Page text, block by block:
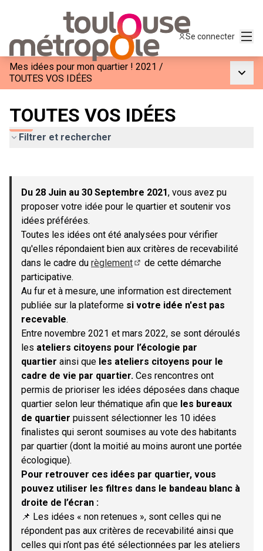
Se connecter
Mes idées pour mon quartier ! 2021 /
TOUTES VOS IDÉES
TOUTES VOS IDÉES
Filtrer et rechercher
−
Du 28 Juin au 30 Septembre 2021, vous avez pu
proposer votre idée pour le quartier et soutenir vos
idées préférées.
Toutes les idées ont été analysées pour vérifier
qu'elles répondaient bien aux critères de recevabilité
dans le cadre du règlement
de cette démarche
participative.
Au fur et à mesure, une information est directement
publiée sur la plateforme si votre idée n'est pas
recevable.
Entre novembre 2021 et mars 2022, se sont déroulés
les ateliers citoyens pour l’écologie par
quartier ainsi que les ateliers citoyens pour le
cadre de vie par quartier. Ces rencontres ont
permis de prioriser les idées déposées dans chaque
quartier selon leur thématique afin que les bureaux
de quartier puissent sélectionner les 10 idées
finalistes qui seront soumises au vote des habitants
par quartier (dont la moitié au moins auront une portée
écologique).
Pour retrouver ces idées par quartier, vous
pouvez utiliser les filtres dans le bandeau blanc à
droite de l’écran :
📌 Les idées « non retenues », sont celles qui ne
répondent pas aux critères de recevabilité ainsi que
celles qui n’ont pas été sélectionnées par les ateliers